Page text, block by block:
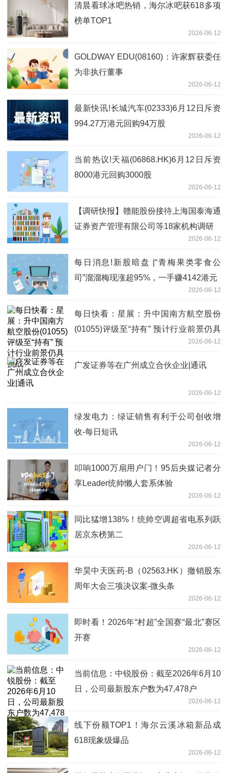
清晨看球冰吧热销，海尔冰吧获618多项
榜单TOP1
2026-06-12
GOLDWAY EDU(08160)：许家辉获委任
为非执行董事
2026-06-12
最新快讯!长城汽车(02333)6月12日斥资
994.27万港元回购94万股
2026-06-12
当前热议!天福(06868.HK)6月12日斥资
8000港元回购3000股
2026-06-12
【调研快报】赣能股份接待上海国泰海通
证券资产管理有限公司等18家机构调研
2026-06-12
每日消息!新股暗盘 |“青梅果类零食公
司”溜溜梅现涨超95%，一手赚4142港元
2026-06-12
每日快看：星展：升中国南方航空股份
(01055)评级至“持有” 预计行业前景仍具
2026-06-12
广发证券等在广州成立合伙企业|通讯
2026-06-12
绿发电力：绿证销售有利于公司创收增
收-每日短讯
2026-06-12
叩响1000万扇用户门！95后央媒记者分
享Leader统帅懒人套系体验
2026-06-12
同比猛增138%！统帅空调超省电系列跃
居京东榜第二
2026-06-12
华昊中天医药-B（02563.HK）撤销股东
周年大会三项决议案-微头条
2026-06-12
即时看！2026年“村超”全国赛“最北”赛区
开赛
2026-06-12
当前信息：中锐股份：截至2026年6月10
日，公司最新股东户数为47,478户
2026-06-12
线下份额TOP1！海尔云溪冰箱新品成
618现象级爆品
2026-06-12